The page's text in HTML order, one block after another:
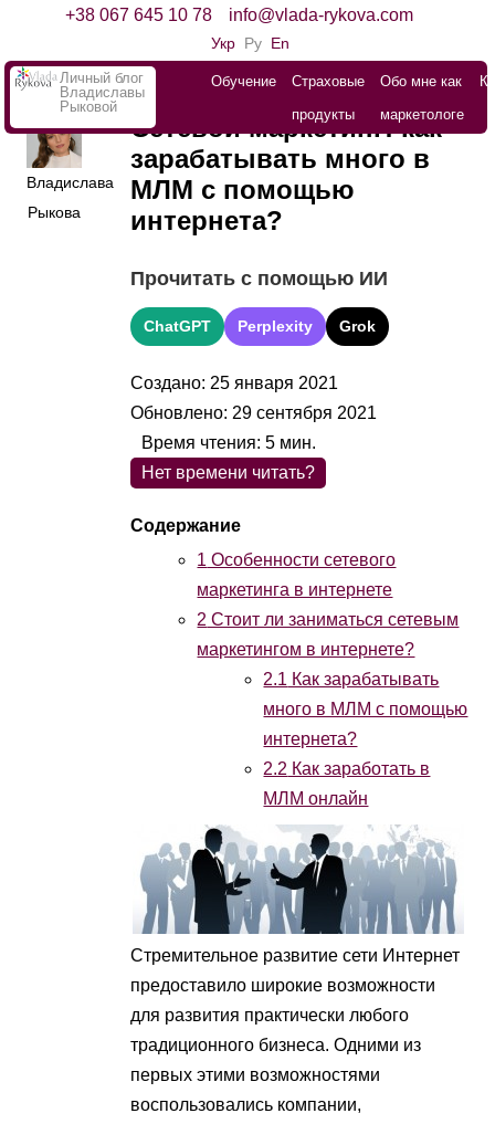
+38 067 645 10 78 info@vlada-rykova.com
Укр Ру En
Личный блог
Владиславы
Рыковой
Обучение
Страховые
продукты
Обо мне как
маркетологе
Владислава
Рыкова
Сетевой маркетинг: как
зарабатывать много в
МЛМ с помощью
интернета?
Прочитать с помощью ИИ
ChatGPT Perplexity Grok
Создано: 25 января 2021
Обновлено: 29 сентября 2021
Нет времени читать?
1 Особенности сетевого
маркетинга в интернете
2 Стоит ли заниматься сетевым
маркетингом в интернете?
2.1 Как зарабатывать
много в МЛМ с помощью
интернета?
2.2 Как заработать в
МЛМ онлайн
Время чтения:5 мин.
Стремительное развитие сети Интернет
предоставило широкие возможности
для развития практически любого
традиционного бизнеса. Одними из
первых этими возможностями
воспользовались компании,